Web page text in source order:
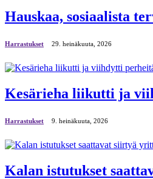
Hauskaa, sosiaalista
Harrastukset 29. heinäkuuta, 2026
Kesärieha liikutti ja
Harrastukset 9. heinäkuuta, 2026
Kalan istutukset